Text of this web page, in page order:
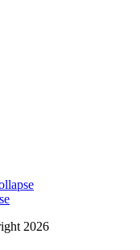
2026